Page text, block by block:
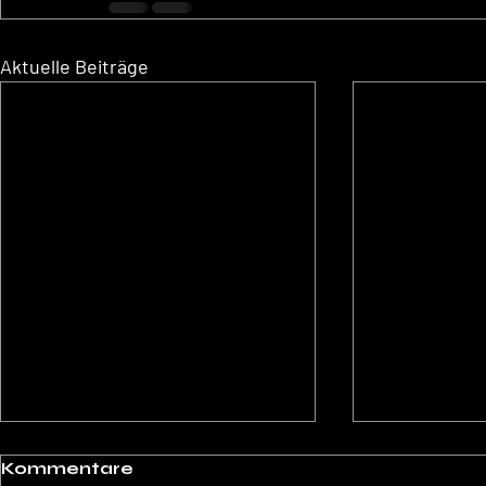
Aktuelle Beiträge
Kommentare